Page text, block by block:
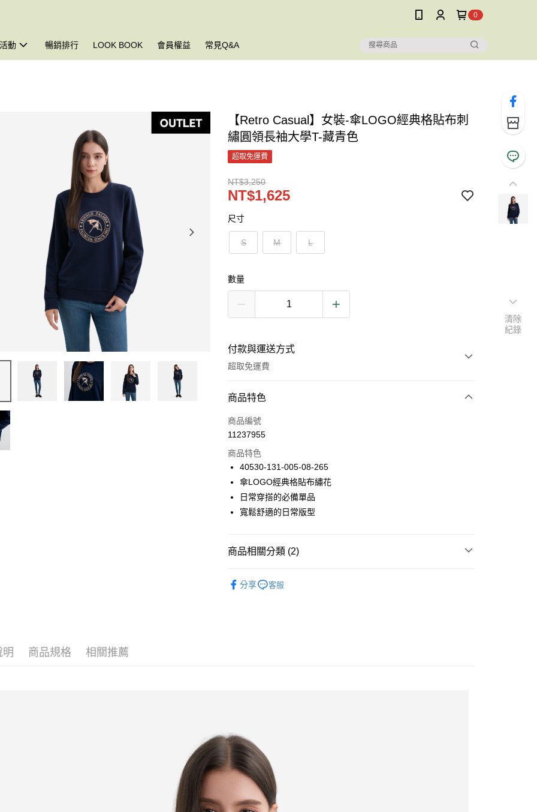
0
動 暢銷排行 LOOK BOOK 會員權益 常見Q&A
【Retro Casual】女裝-傘LOGO經典格貼布刺
繡圓領長袖大學T-藏青色
超取免運費
NT$3,250
NT$1,625
尺寸
S M L
數量
付款與運送方式
超取免運費
付款方式
信用卡一次付款
Apple Pay
悠遊付
Google Pay
付款後全家取貨
貨到付款
每筆NT$120，滿NT$1,500(含以上)免運費
商品特色
商品編號
11237955
商品特色
40530-131-005-08-265
傘LOGO經典格貼布繡花
日常穿搭的必備單品
寬鬆舒適的日常版型
商品相關分類 (2)
分享 客服
明 商品規格 相關推薦
清除
紀錄